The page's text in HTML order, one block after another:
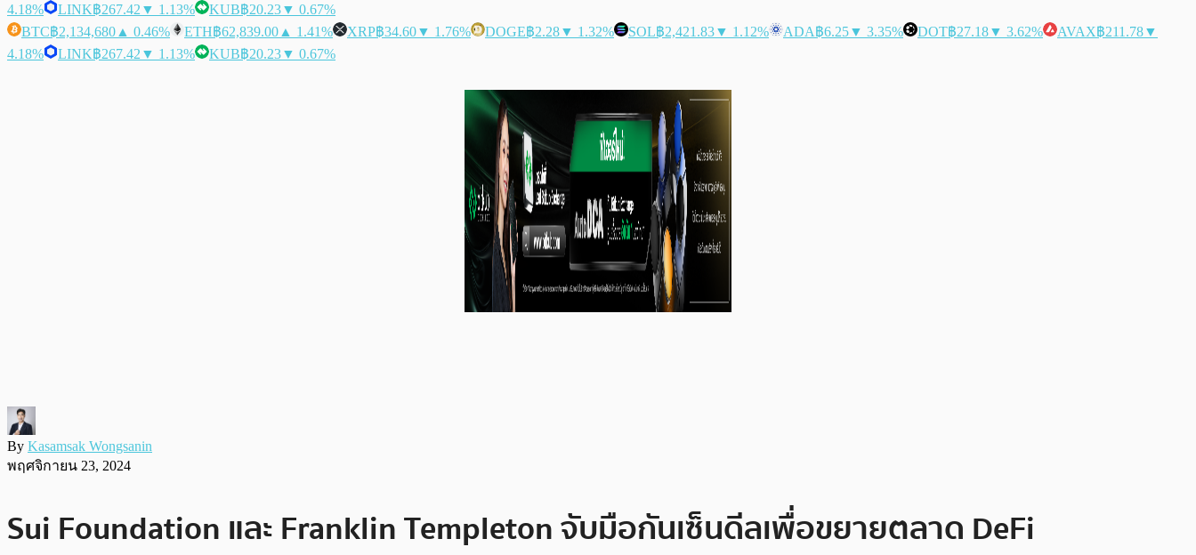
4.18%
LINK฿267.42 ▼ 1.13% KUB฿20.23▼ 0.67%
BTC฿2,134,680 ▲ 0.46% ETH฿62,839.00 ▲ 1.41% XRP฿34.60▼ 1.76% DOGE฿2.28▼ 1.32% SOL฿2,421.83▼ 1.12% ADA฿6.25▼ 3.35% DOT฿27.18▼ 3.62% AVAX฿211.78▼
4.18%
LINK฿267.42 ▼ 1.13% KUB฿20.23▼ 0.67%
By Kasamsak Wongsanin
พฤศจิกายน 23, 2024
Sui Foundation และ Franklin Templeton จับมือกันเซ็นดีลเพื่อขยายตลาด DeFi